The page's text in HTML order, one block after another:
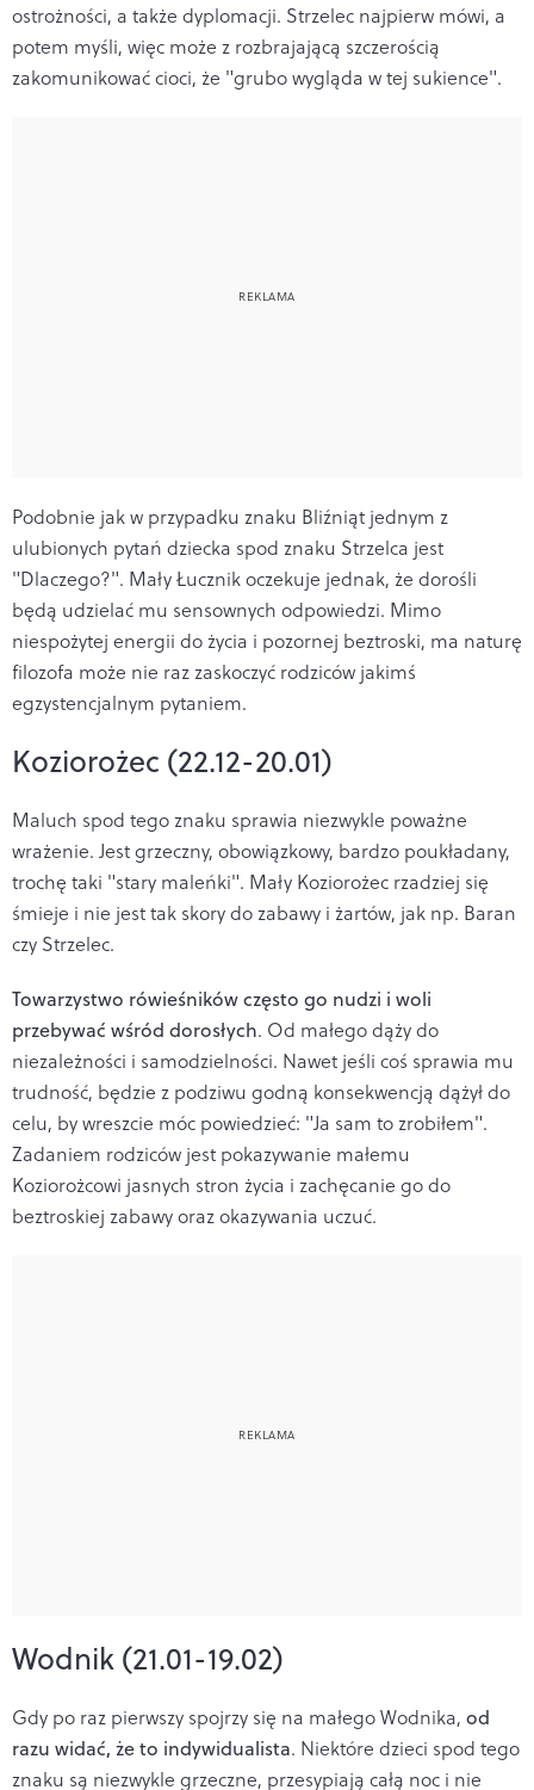
ostrożności, a także dyplomacji. Strzelec najpierw mówi, a
potem myśli, więc może z rozbrajającą szczerością
zakomunikować cioci, że "grubo wygląda w tej sukience".
Podobnie jak w przypadku znaku Bliźniąt jednym z
ulubionych pytań dziecka spod znaku Strzelca jest
"Dlaczego?". Mały Łucznik oczekuje jednak, że dorośli
będą udzielać mu sensownych odpowiedzi. Mimo
niespożytej energii do życia i pozornej beztroski, ma naturę
filozofa może nie raz zaskoczyć rodziców jakimś
egzystencjalnym pytaniem.
Koziorożec (22.12-20.01)
Maluch spod tego znaku sprawia niezwykle poważne
wrażenie. Jest grzeczny, obowiązkowy, bardzo poukładany,
trochę taki "stary maleńki". Mały Koziorożec rzadziej się
śmieje i nie jest tak skory do zabawy i żartów, jak np. Baran
czy Strzelec.
Towarzystwo rówieśników często go nudzi i woli
przebywać wśród dorosłych. Od małego dąży do
niezależności i samodzielności. Nawet jeśli coś sprawia mu
trudność, będzie z podziwu godną konsekwencją dążył do
celu, by wreszcie móc powiedzieć: "Ja sam to zrobiłem".
Zadaniem rodziców jest pokazywanie małemu
Koziorożcowi jasnych stron życia i zachęcanie go do
beztroskiej zabawy oraz okazywania uczuć.
Wodnik (21.01-19.02)
Gdy po raz pierwszy spojrzy się na małego Wodnika, od
razu widać, że to indywidualista. Niektóre dzieci spod tego
znaku są niezwykle grzeczne, przesypiają całą noc i nie